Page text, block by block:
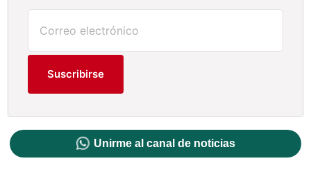
Suscribirse
Unirme al canal de noticias